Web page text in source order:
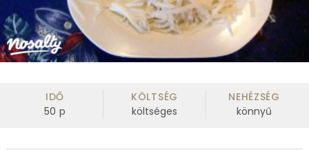
IDŐ
50 p
KÖLTSÉG
költséges
NEHÉZSÉG
könnyű